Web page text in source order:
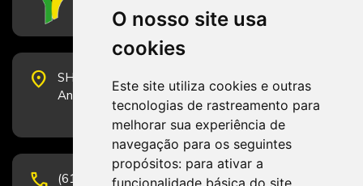
O nosso site usa
cookies
Este site utiliza cookies e outras
tecnologias de rastreamento para
melhorar sua experiência de
navegação para os seguintes
propósitos: para ativar a
funcionalidade básica do site,
place
SHS Quadra 6, Bloco E, Complexo Brasil 21, 20º
Andar, Sala 2001 - CEP 70322-915 - Brasília/DF
phone (61) 3223-1652 e (61) 98131-3801.